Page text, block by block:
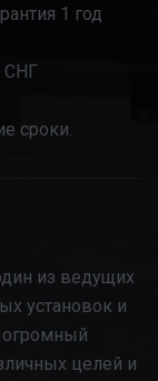
1 год
СНГ
сроки.
из ведущих
установок и
огромный
целей и